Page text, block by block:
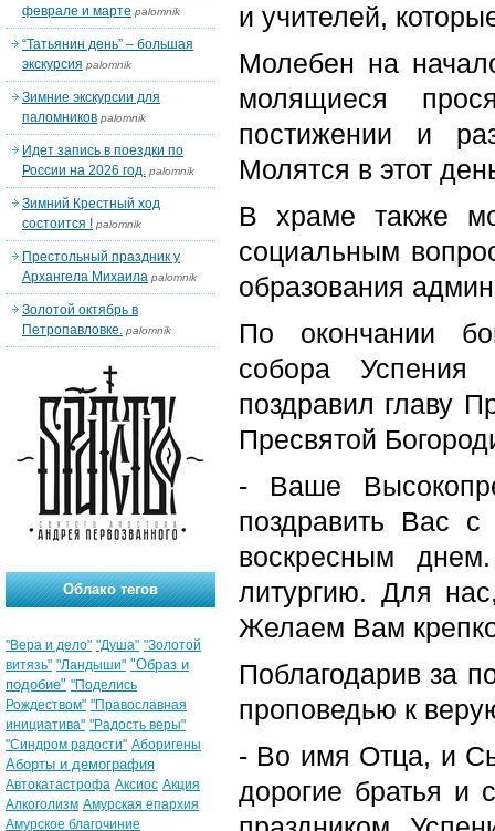
и учителей,
Молебен на
молящиеся
постижении и
Молятся в этот
В храме также
социальным
образования
По окончании
собора
поздравил главу
Пресвятой
- Ваше
поздравить Вас
воскресным
литургию. Для
Желаем Вам
Поблагодарив за
проповедью к
- Во имя Отца, и
дорогие братья и
феврале и марте palomnik
“Татьянин день” – большая
экскурсия palomnik
Зимние экскурсии для
паломников palomnik
Идет запись в поездки по
России на 2026 год. palomnik
Зимний Крестный ход
состоится ! palomnik
Престольный праздник у
Архангела Михаила palomnik
Золотой октябрь в
Петропавловке. palomnik
Облако тегов
"Вера и дело" "Душа" "Золотой
витязь" "Ландыши" "Образ и
подобие" "Поделись
Рождеством" "Православная
инициатива" "Радость веры"
"Синдром радости" Аборигены
Аборты и демография
Автокатастрофа Аксиос Акция
Алкоголизм Амурская епархия
Амурское благочиние